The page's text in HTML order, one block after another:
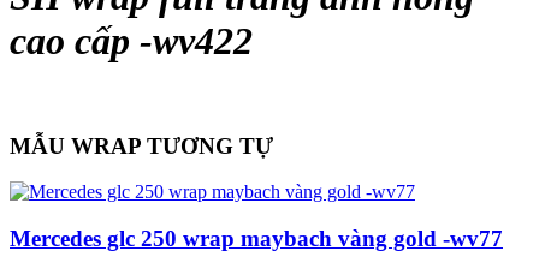
cao cấp -wv422
MẪU WRAP TƯƠNG TỰ
Mercedes glc 250 wrap maybach vàng gold -wv77